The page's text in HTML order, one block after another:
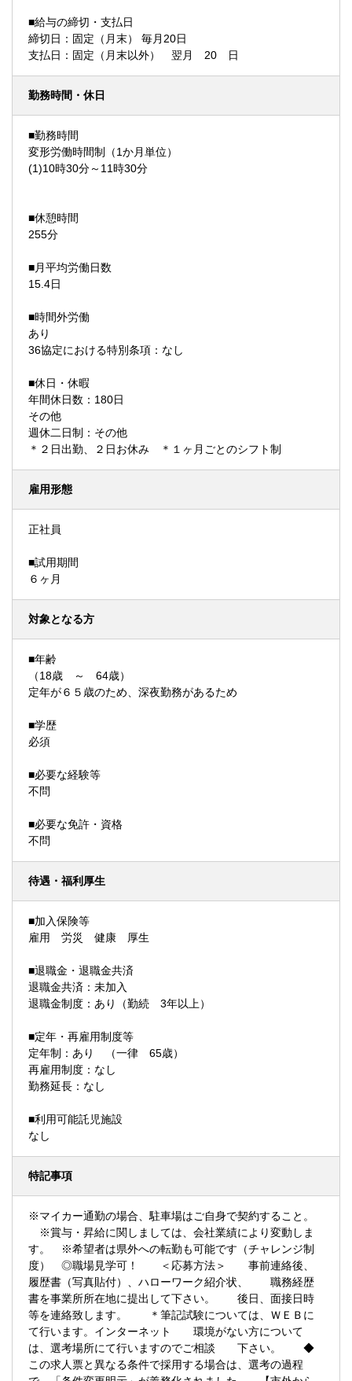
■給与の締切・支払日
締切日：固定（月末） 毎月20日
支払日：固定（月末以外） 翌月 20 日
勤務時間・休日
■勤務時間
変形労働時間制（1か月単位）
(1)10時30分～11時30分
■休憩時間
255分
■月平均労働日数
15.4日
■時間外労働
あり
36協定における特別条項：なし
■休日・休暇
年間休日数：180日
その他
週休二日制：その他
＊２日出勤、２日お休み ＊１ヶ月ごとのシフト制
雇用形態
正社員
■試用期間
６ヶ月
対象となる方
■年齢
（18歳 ～ 64歳）
定年が６５歳のため、深夜勤務があるため
■学歴
必須
■必要な経験等
不問
■必要な免許・資格
不問
待遇・福利厚生
■加入保険等
雇用 労災 健康 厚生
■退職金・退職金共済
退職金共済：未加入
退職金制度：あり（勤続 3年以上）
■定年・再雇用制度等
定年制：あり （一律 65歳）
再雇用制度：なし
勤務延長：なし
■利用可能託児施設
なし
特記事項
※マイカー通勤の場合、駐車場はご自身で契約すること。
※賞与・昇給に関しましては、会社業績により変動しま
す。 ※希望者は県外への転勤も可能です（チャレンジ制
度） ◎職場見学可！ ＜応募方法＞ 事前連絡後、
履歴書（写真貼付）、ハローワーク紹介状、 職務経歴
書を事業所所在地に提出して下さい。 後日、面接日時
等を連絡致します。 ＊筆記試験については、ＷＥＢに
て行います。インターネット 環境がない方について
は、選考場所にて行いますのでご相談 下さい。 ◆
この求人票と異なる条件で採用する場合は、選考の過程